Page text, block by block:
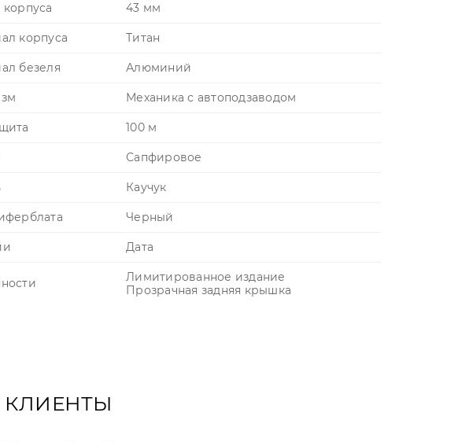
43 мм
корпуса Титан
безеля Алюминий
Механика с автоподзаводом
100 м
Сапфировое
Каучук
Черный
Дата
Лимитированное издание
Прозрачная задняя крышка
КЛИЕНТЫ